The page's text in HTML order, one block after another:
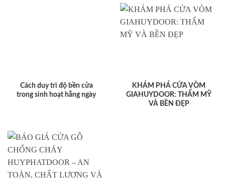
Cách duy trì độ bền cửa
trong sinh hoạt hằng ngày
KHÁM PHÁ CỬA VÒM
GIAHUYDOOR: THẨM MỸ
VÀ BỀN ĐẸP